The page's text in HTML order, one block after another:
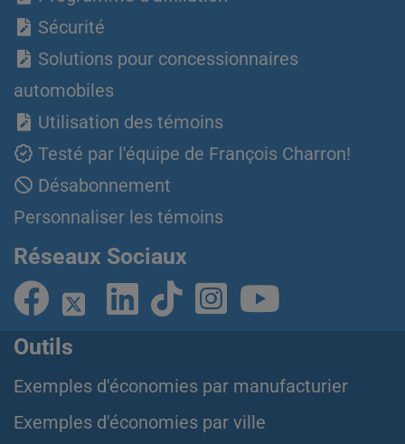
Sécurité
Solutions pour concessionnaires
automobiles
Utilisation des témoins
Testé par l'équipe de François Charron!
Désabonnement
Personnaliser les témoins
Réseaux Sociaux
Outils
Exemples d'économies par manufacturier
Exemples d'économies par ville